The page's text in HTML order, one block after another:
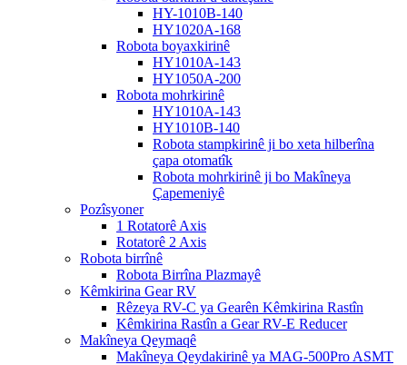
HY-1010B-140
HY1020A-168
Robota boyaxkirinê
HY1010A-143
HY1050A-200
Robota mohrkirinê
HY1010A-143
HY1010B-140
Robota stampkirinê ji bo xeta hilberîna
çapa otomatîk
Robota mohrkirinê ji bo Makîneya
Çapemeniyê
Pozîsyoner
1 Rotatorê Axis
Rotatorê 2 Axis
Robota birrînê
Robota Birrîna Plazmayê
Kêmkirina Gear RV
Rêzeya RV-C ya Gearên Kêmkirina Rastîn
Kêmkirina Rastîn a Gear RV-E Reducer
Makîneya Qeymaqê
Makîneya Qeydakirinê ya MAG-500Pro ASMT